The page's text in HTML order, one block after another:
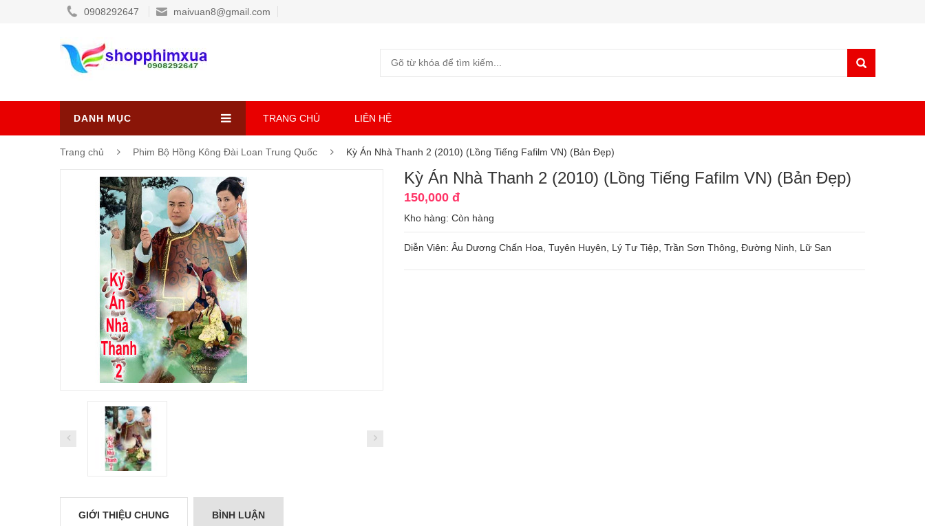
0908292647 maivuan8@gmail.com
DANH MỤC TRANG CHỦ LIÊN HỆ
Trang chủ Phim Bộ Hồng Kông Đài Loan Trung Quốc Kỳ Án Nhà Thanh 2 (2010) (Lồng Tiếng Fafilm VN) (Bản Đẹp)
Kỳ Án Nhà Thanh 2 (2010) (Lồng Tiếng Fafilm VN) (Bản Đẹp)
150,000 đ
Kho hàng: Còn hàng
Diễn Viên: Âu Dương Chấn Hoa, Tuyên Huyên, Lý Tư Tiệp, Trần Sơn Thông, Đường Ninh, Lữ San
GIỚI THIỆU CHUNG BÌNH LUẬN